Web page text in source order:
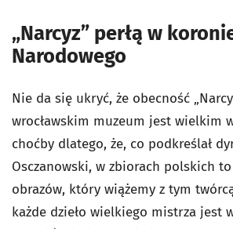
„Narcyz” perłą w
Narodowego
Nie da się ukryć, że obecność
wrocławskim muzeum jest wielkim
choćby dlatego, że, co podkreślał
Osczanowski, w zbiorach polskich
obrazów, który wiążemy z tym
każde dzieło wielkiego mistrza jest